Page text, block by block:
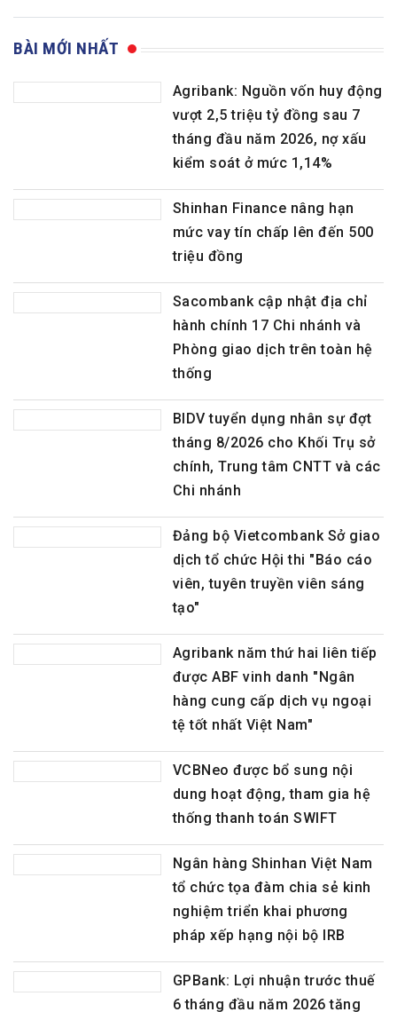
BÀI MỚI NHẤT
Agribank: Nguồn vốn huy động
vượt 2,5 triệu tỷ đồng sau 7
tháng đầu năm 2026, nợ xấu
kiểm soát ở mức 1,14%
Shinhan Finance nâng hạn
mức vay tín chấp lên đến 500
triệu đồng
Sacombank cập nhật địa chỉ
Phòng giao dịch trên toàn hệ
thống
BIDV tuyển dụng nhân sự đợt
tháng 8/2026 cho Khối Trụ sở
chính, Trung tâm CNTT và các
Đảng bộ Vietcombank Sở giao
dịch tổ chức Hội thi "Báo cáo
viên, tuyên truyền viên sáng
tạo"
Agribank năm thứ hai liên tiếp
được ABF vinh danh "Ngân
hàng cung cấp dịch vụ ngoại
tệ tốt nhất Việt Nam"
VCBNeo được bổ sung nội
dung hoạt động, tham gia hệ
thống thanh toán SWIFT
Ngân hàng Shinhan Việt Nam
tổ chức tọa đàm chia sẻ kinh
nghiệm triển khai phương
pháp xếp hạng nội bộ IRB
GPBank: Lợi nhuận trước thuế